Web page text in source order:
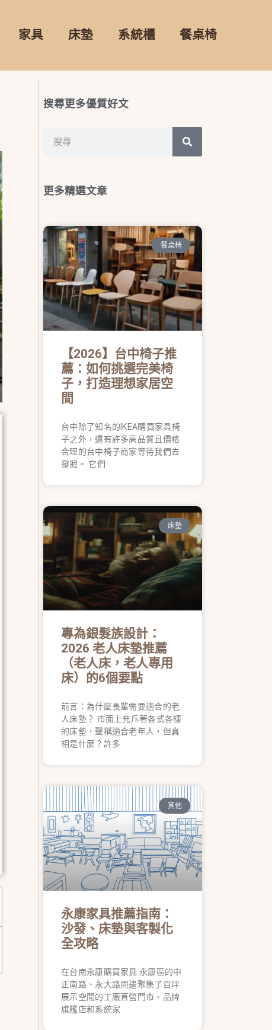
家具 床墊 系統櫃 餐桌椅
搜尋更多優質好文
搜
更多精選文章
餐桌椅
【2026】台中椅子推
薦：如何挑選完美椅
子，打造理想家居空
間
台中除了知名的IKEA購買家具椅
子之外，還有許多高品質且價格
合理的台中椅子商家等待我們去
發掘。 它們
床墊
專為銀髮族設計：
2026 老人床墊推薦
（老人床，老人專用
床）的6個要點
前言：為什麼長輩需要適合的老
人床墊？ 市面上充斥著各式各樣
的床墊，聲稱適合老年人，但真
相是什麼？許多
其他
永康家具推薦指南：
沙發、床墊與客製化
全攻略
在台南永康購買家具 永康區的中
正南路、永大路周邊聚集了百坪
展示空間的工廠直營門市、品牌
旗艦店和系統家